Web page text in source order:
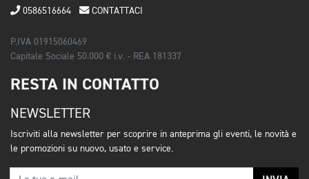
0586516664 CONTATTACI
P.IVA 01915060469
Capitale Sociale 50.000 € i.v. - REA 181337
RESTA IN CONTATTO
NEWSLETTER
Iscriviti alla newsletter per scoprire in anteprima gli eventi, le novità e
le promozioni su nuovo, usato e service.